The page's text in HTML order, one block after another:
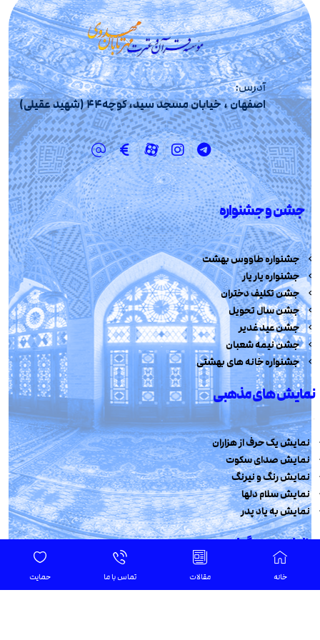
آدرس:
اصفهان ، خیابان مسجد سید، کوچه44 (شهید عقیلی)
جشن و جشنواره
جشنواره طاووس بهشت
جشنواره یار یار
جشن تکلیف دختران
جشن سال تحویل
جشن عید غدیر
جشن نیمه شعبان
جشنواره خانه های بهشتی
نمایش های مذهبی
نمایش یک حرف از هزاران
نمایش صدای سکوت
نمایش رنگ و نیرنگ
نمایش سلام دلها
نمایش به یاد پدر
عزاداری و سوگواره
سوگواره نوگلان فاطمی
خانه مقالات تماس با ما حمایت